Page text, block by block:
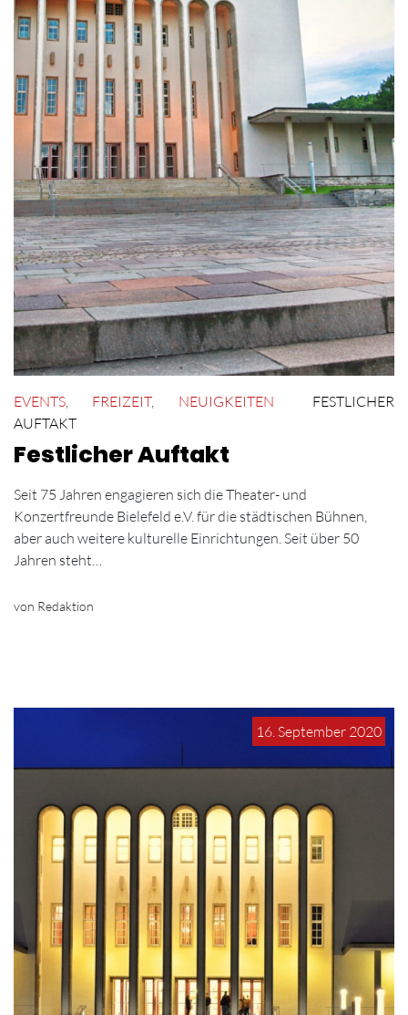
EVENTS FREIZEIT, NEUIGKEITEN
FESTLICHER
AUFTAKT
Festlicher Auftakt
Seit 75 Jahren engagieren sich die Theater- und
Konzertfreunde Bielefeld e.V. für die städtischen Bühnen,
aber auch weitere kulturelle Einrichtungen. Seit über 50
Jahren steht…
von Redaktion
16. September 2020